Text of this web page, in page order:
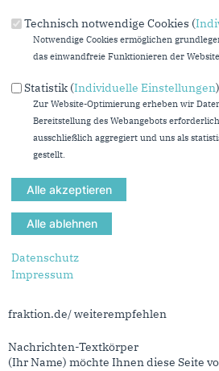
Eigener Name*
Senden an *
Sie können mehrere Empfänger mit Komma
Sie leiten den folgenden Inhalt weiter
Nachrichtenbetreff
fraktion.de/ weiterempfehlen
Nachrichten-Textkörper
(Ihr Name) möchte Ihnen diese Seite
Technisch notwendige Cookies (
Notwendige Cookies ermöglichen
das einwandfreie Funktionieren der
Statistik (Individuelle Einstellungen)
Zur Website-Optimierung erheben wir
Bereitstellung des Webangebots
ausschließlich aggregiert und uns als
gestellt.
Datenschutz
Impressum